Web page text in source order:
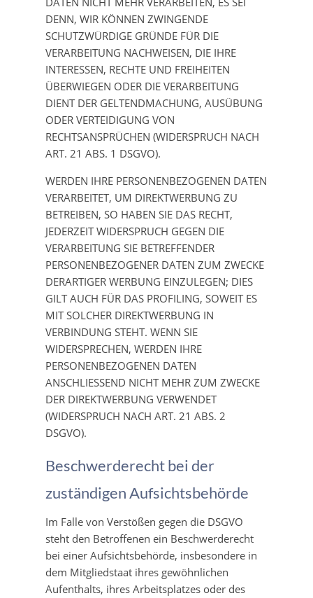
DENN, WIR KÖNNEN ZWINGENDE
SCHUTZWÜRDIGE GRÜNDE FÜR DIE
VERARBEITUNG NACHWEISEN, DIE IHRE
INTERESSEN, RECHTE UND FREIHEITEN
ÜBERWIEGEN ODER DIE VERARBEITUNG
DIENT DER GELTENDMACHUNG, AUSÜBUNG
ODER VERTEIDIGUNG VON
RECHTSANSPRÜCHEN (WIDERSPRUCH NACH
ART. 21 ABS. 1 DSGVO).
WERDEN IHRE PERSONENBEZOGENEN DATEN
VERARBEITET, UM DIREKTWERBUNG ZU
BETREIBEN, SO HABEN SIE DAS RECHT,
JEDERZEIT WIDERSPRUCH GEGEN DIE
VERARBEITUNG SIE BETREFFENDER
PERSONENBEZOGENER DATEN ZUM ZWECKE
DERARTIGER WERBUNG EINZULEGEN; DIES
GILT AUCH FÜR DAS PROFILING, SOWEIT ES
MIT SOLCHER DIREKTWERBUNG IN
VERBINDUNG STEHT. WENN SIE
WIDERSPRECHEN, WERDEN IHRE
PERSONENBEZOGENEN DATEN
ANSCHLIESSEND NICHT MEHR ZUM ZWECKE
DER DIREKTWERBUNG VERWENDET
(WIDERSPRUCH NACH ART. 21 ABS. 2
DSGVO).
Beschwerde­recht bei der
zuständigen Aufsichts­behörde
Im Falle von Verstößen gegen die DSGVO
steht den Betroffenen ein Beschwerderecht
bei einer Aufsichtsbehörde, insbesondere in
dem Mitgliedstaat ihres gewöhnlichen
Aufenthalts, ihres Arbeitsplatzes oder des